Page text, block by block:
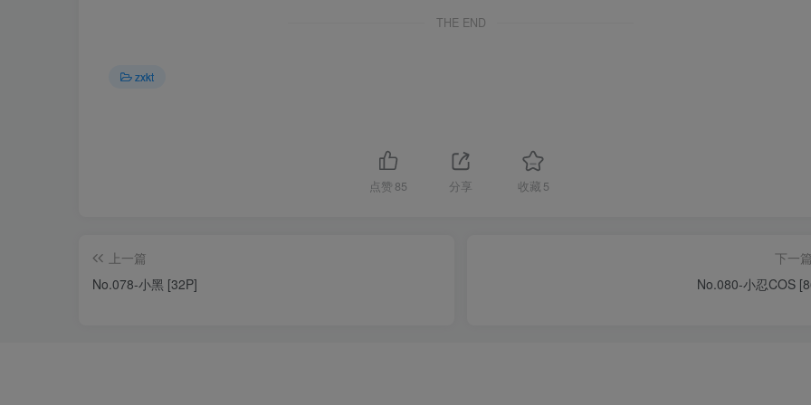
THE END
zxkt
点赞 85 分享 收藏 5
上一篇
No.078-小黑 [32P]
下一篇
No.080-小忍COS